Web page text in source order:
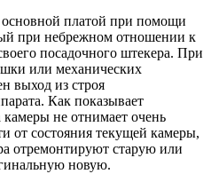
основной платой при помощи
при небрежном отношении к
посадочного штекера. При
или механических
выход из строя
Как показывает
не отнимает очень
от состояния текущей камеры,
отремонтируют старую или
новую.